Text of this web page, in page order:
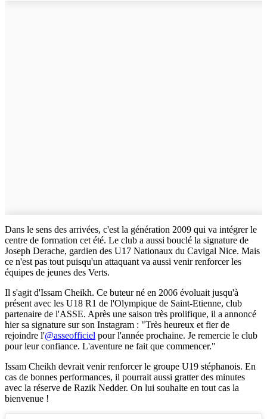
Dans le sens des arrivées, c'est la génération 2009 qui va intégrer le
centre de formation cet été. Le club a aussi bouclé la signature de
Joseph Derache, gardien des U17 Nationaux du Cavigal Nice. Mais
ce n'est pas tout puisqu'un attaquant va aussi venir renforcer les
équipes de jeunes des Verts.
Il s'agit d'Issam Cheikh. Ce buteur né en 2006 évoluait jusqu'à
présent avec les U18 R1 de l'Olympique de Saint-Etienne, club
partenaire de l'ASSE. Après une saison très prolifique, il a annoncé
hier sa signature sur son Instagram : "Très heureux et fier de
rejoindre l'@asseofficiel pour l'année prochaine. Je remercie le club
pour leur confiance. L'aventure ne fait que commencer."
Issam Cheikh devrait venir renforcer le groupe U19 stéphanois. En
cas de bonnes performances, il pourrait aussi gratter des minutes
avec la réserve de Razik Nedder. On lui souhaite en tout cas la
bienvenue !